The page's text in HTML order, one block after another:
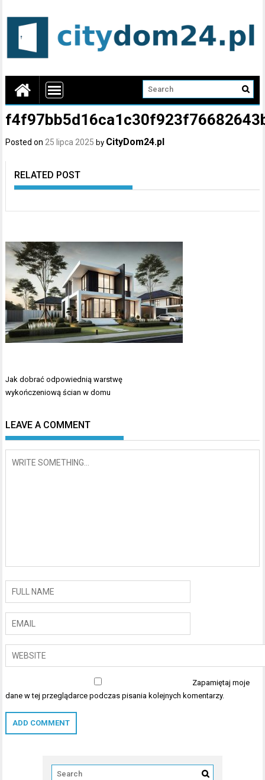
Posted on 25 lipca 2025 by CityDom24.pl
RELATED POST
Nawigacja
wpisu
Jak dobrać odpowiednią warstwę
wykończeniową ścian w domu
LEAVE A COMMENT
Zapamiętaj moje
dane w tej przeglądarce podczas pisania kolejnych komentarzy.